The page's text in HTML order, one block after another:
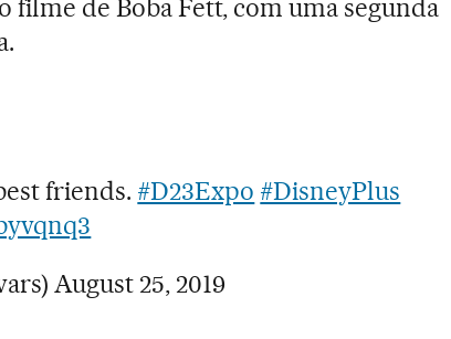
filme de Boba Fett, com uma segunda
friends. #D23Expo #DisneyPlus
August 25, 2019